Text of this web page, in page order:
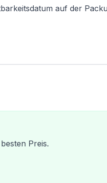
auf der
Preis.